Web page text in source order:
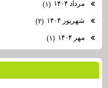
مرداد ۱۴۰۴
(۱)
شهریور ۱۴۰۴
(۲)
مهر ۱۴۰۴
(۱)